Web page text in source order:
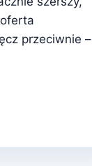
przeciwnie –